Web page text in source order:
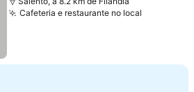
Cafeteria e restaurante no local